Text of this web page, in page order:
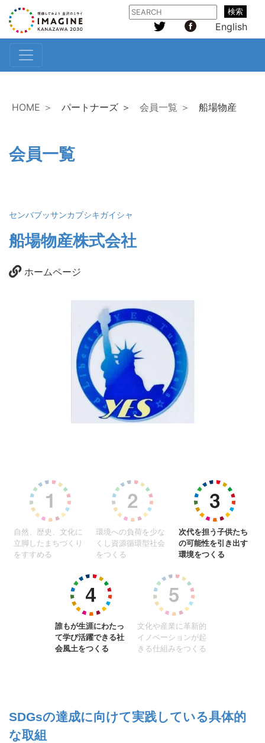
検索
English
HOME ＞ パートナーズ ＞ 会員一覧 ＞ 船場物産
会員一覧
センバブッサンカブシキガイシャ
船場物産株式会社
ホームページ
自然、歴史、文化に
立脚したまちづくり
をすすめる
環境への負荷を少な
くし資源循環型社会
をつくる
次代を担う子供たち
の可能性を引き出す
環境をつくる
誰もが生涯にわたっ
て学び活躍できる社
会風土をつくる
文化や産業に革新的
イノベーションが起
きる仕組みをつくる
SDGsの達成に向けて実践している具体的
な取組